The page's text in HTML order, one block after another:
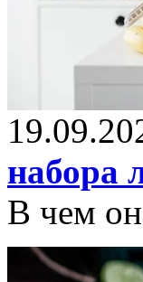
набора
В чем